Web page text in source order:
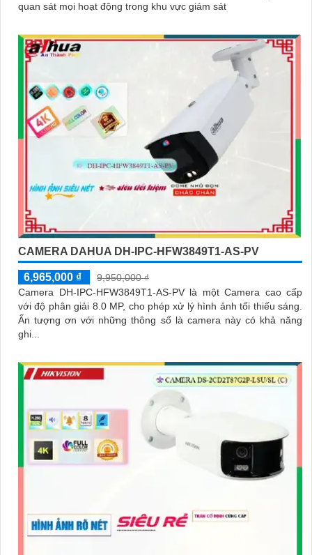
quan sát mọi hoạt động trong khu vực giám sát
CAMERA DAHUA DH-IPC-HFW3849T1-AS-PV
6,965,000 ₫
9,950,000 ₫
Camera DH-IPC-HFW3849T1-AS-PV là một Camera cao cấp
với độ phân giải 8.0 MP, cho phép xử lý hình ảnh tối thiếu sáng.
Ấn tượng ơn với những thông số là camera này có khả năng
ghi...